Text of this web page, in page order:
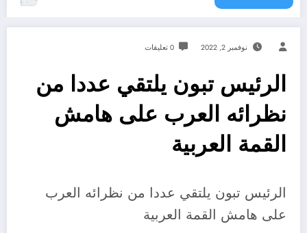
نوفمبر 2, 2022 0 تعليقات
الرئيس تبون يلتقي عددا من
نظرائه العرب على هامش
القمة العربية
الرئيس تبون يلتقي عددا من نظرائه العرب
على هامش القمة العربية